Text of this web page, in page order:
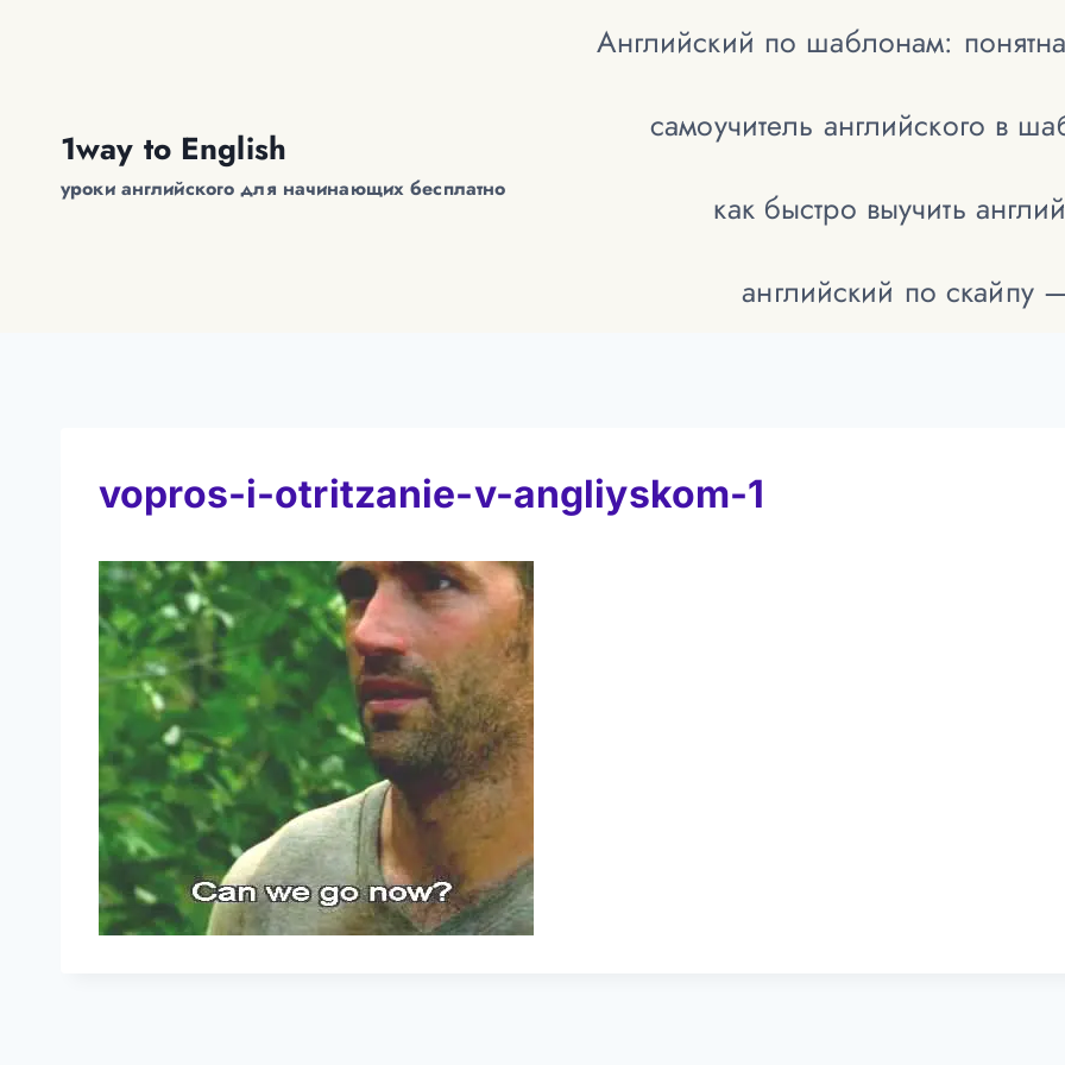
1way to English
уроки английского для начинающих бесплатно
Английский по шаблонам:
самоучитель английского в
как быстро выучить
английский по скайпу
vopros-i-otritzanie-v-angliyskom-1